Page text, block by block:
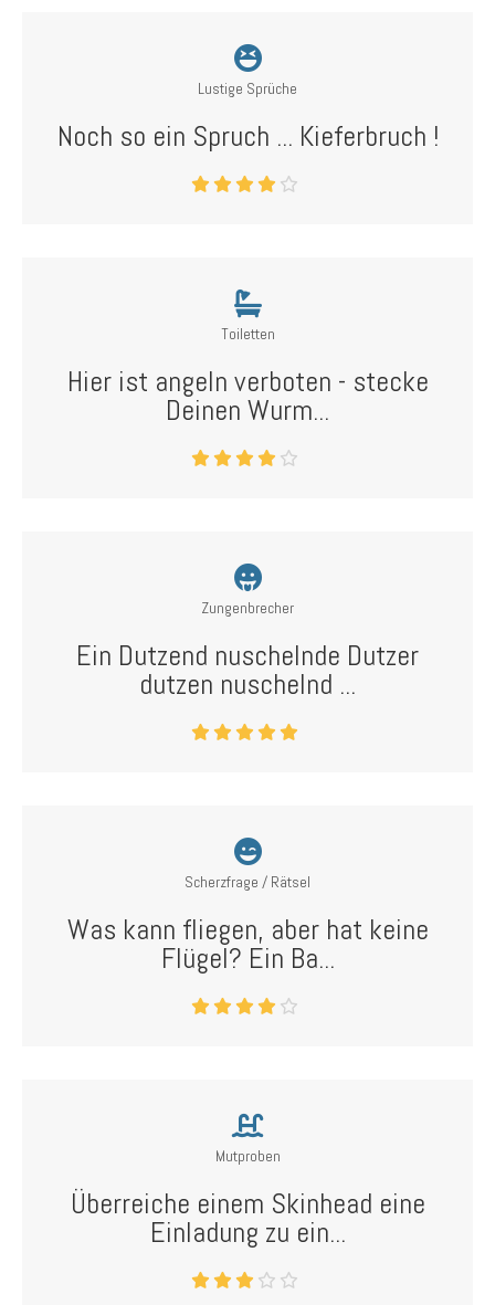
Lustige Sprüche
Noch so ein Spruch ... Kieferbruch !
Toiletten
Hier ist angeln verboten - stecke
Deinen Wurm...
Zungenbrecher
Ein Dutzend nuschelnde Dutzer
dutzen nuschelnd ...
Scherzfrage / Rätsel
Was kann fliegen, aber hat keine
Flügel? Ein Ba...
Mutproben
Überreiche einem Skinhead eine
Einladung zu ein...